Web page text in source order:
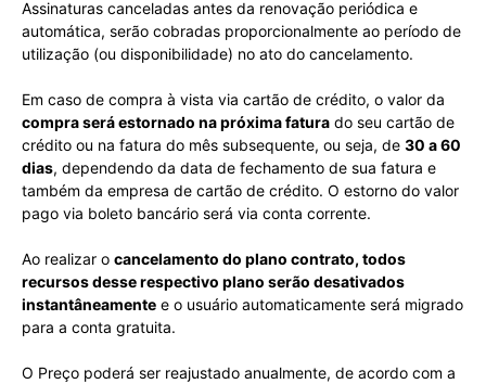
Assinaturas canceladas antes da renovação periódica e
automática, serão cobradas proporcionalmente ao período de
utilização (ou disponibilidade) no ato do cancelamento.
Em caso de compra à vista via cartão de crédito, o valor da
compra será estornado na próxima fatura do seu cartão de
crédito ou na fatura do mês subsequente, ou seja, de 30 a 60
dias, dependendo da data de fechamento de sua fatura e
também da empresa de cartão de crédito. O estorno do valor
pago via boleto bancário será via conta corrente.
Ao realizar o cancelamento do plano contrato, todos
recursos desse respectivo plano serão desativados
instantâneamente e o usuário automaticamente será migrado
para a conta gratuita.
O Preço poderá ser reajustado anualmente, de acordo com a